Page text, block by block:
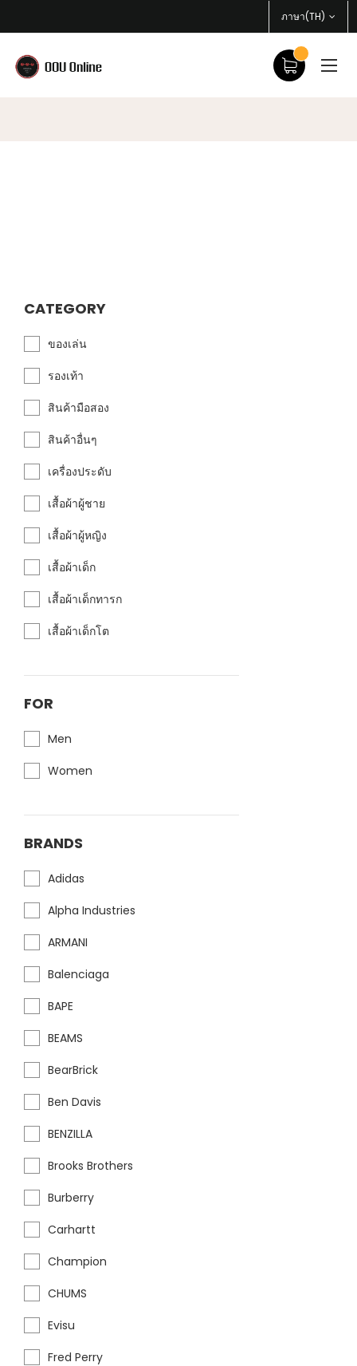
ภาษา(TH)
CATEGORY
ของเล่น
รองเท้า
สินค้ามือสอง
สินค้าอื่นๆ
เครื่องประดับ
เสื้อผ้าผู้ชาย
เสื้อผ้าผู้หญิง
เสื้อผ้าเด็ก
เสื้อผ้าเด็กทารก
เสื้อผ้าเด็กโต
FOR
Men
Women
BRANDS
Adidas
Alpha Industries
ARMANI
Balenciaga
BAPE
BEAMS
BearBrick
Ben Davis
BENZILLA
Brooks Brothers
Burberry
Carhartt
Champion
CHUMS
Evisu
Fred Perry